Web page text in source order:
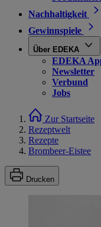
Nachhaltigkeit
Gewinnspiele
Über EDEKA
EDEKA
Newsletter
Verbund
Jobs
Zur Startseite
Rezeptwelt
Rezepte
Brombeer-Eistee
Drucken